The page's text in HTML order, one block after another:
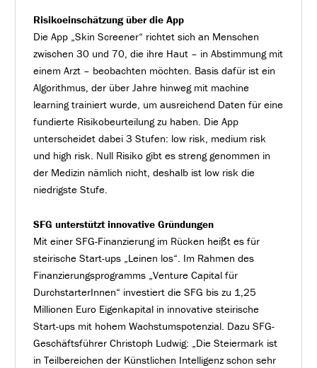
Risikoeinschätzung über die App
Die App „Skin Screener“ richtet sich an Menschen
zwischen 30 und 70, die ihre Haut – in Abstimmung mit
einem Arzt – beobachten möchten. Basis dafür ist ein
Algorithmus, der über Jahre hinweg mit machine
learning trainiert wurde, um ausreichend Daten für eine
fundierte Risikobeurteilung zu haben. Die App
unterscheidet dabei 3 Stufen: low risk, medium risk
und high risk. Null Risiko gibt es streng genommen in
der Medizin nämlich nicht, deshalb ist low risk die
niedrigste Stufe.
SFG unterstützt innovative Gründungen
Mit einer SFG-Finanzierung im Rücken heißt es für
steirische Start-ups „Leinen los“. Im Rahmen des
Finanzierungsprogramms „Venture Capital für
DurchstarterInnen“ investiert die SFG bis zu 1,25
Millionen Euro Eigenkapital in innovative steirische
Start-ups mit hohem Wachstumspotenzial. Dazu SFG-
Geschäftsführer Christoph Ludwig: „Die Steiermark ist
in Teilbereichen der Künstlichen Intelligenz schon sehr